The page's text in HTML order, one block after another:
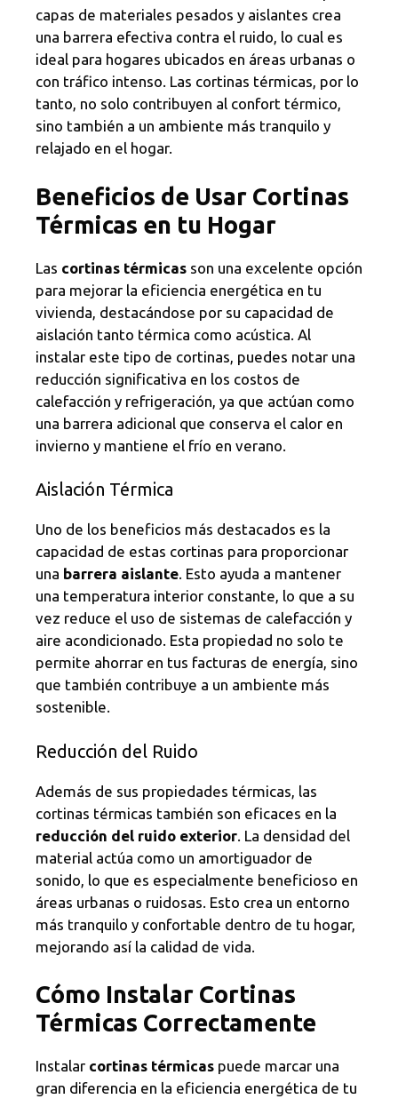
capas de materiales pesados y aislantes crea
una barrera efectiva contra el ruido, lo cual es
ideal para hogares ubicados en áreas urbanas o
con tráfico intenso. Las cortinas térmicas, por lo
tanto, no solo contribuyen al confort térmico,
sino también a un ambiente más tranquilo y
relajado en el hogar.
Beneficios de Usar Cortinas
Térmicas en tu Hogar
Las cortinas térmicas son una excelente opción
para mejorar la eficiencia energética en tu
vivienda, destacándose por su capacidad de
aislación tanto térmica como acústica. Al
instalar este tipo de cortinas, puedes notar una
reducción significativa en los costos de
calefacción y refrigeración, ya que actúan como
una barrera adicional que conserva el calor en
invierno y mantiene el frío en verano.
Aislación Térmica
Uno de los beneficios más destacados es la
capacidad de estas cortinas para proporcionar
una barrera aislante. Esto ayuda a mantener
una temperatura interior constante, lo que a su
vez reduce el uso de sistemas de calefacción y
aire acondicionado. Esta propiedad no solo te
permite ahorrar en tus facturas de energía, sino
que también contribuye a un ambiente más
sostenible.
Reducción del Ruido
Además de sus propiedades térmicas, las
cortinas térmicas también son eficaces en la
reducción del ruido exterior. La densidad del
material actúa como un amortiguador de
sonido, lo que es especialmente beneficioso en
áreas urbanas o ruidosas. Esto crea un entorno
más tranquilo y confortable dentro de tu hogar,
mejorando así la calidad de vida.
Cómo Instalar Cortinas
Térmicas Correctamente
Instalar cortinas térmicas puede marcar una
gran diferencia en la eficiencia energética de tu